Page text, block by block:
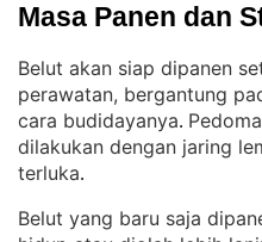
Masa Panen dan
Belut akan siap dipanen
perawatan, bergantung
cara budidayanya.
dilakukan dengan jaring
terluka.
Belut yang baru saja